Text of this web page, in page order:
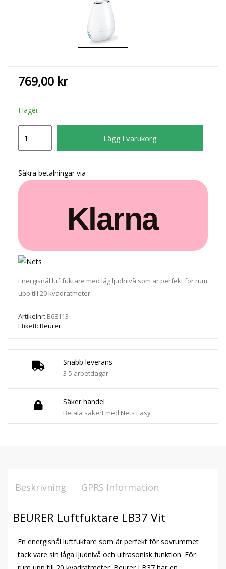
Snabb leverans
3-5 arbetdagar
Säker handel
Betala säkert med Nets Easy
769,00 kr
I lager
Luftfuktare
Vit
mängd
Lägg i varukorg
Säkra betalningar via
Klarna
Energisnål luftfuktare med låg ljudnivå som är perfekt för rum
upp till 20 kvadratmeter.
Artikelnr: B68113
Etikett: Beurer
Beskrivning GPRS Information
BEURER Luftfuktare LB37 Vit
En energisnål luftfuktare som är perfekt för sovrummet
tack vare sin låga ljudnivå och ultrasonisk funktion. För